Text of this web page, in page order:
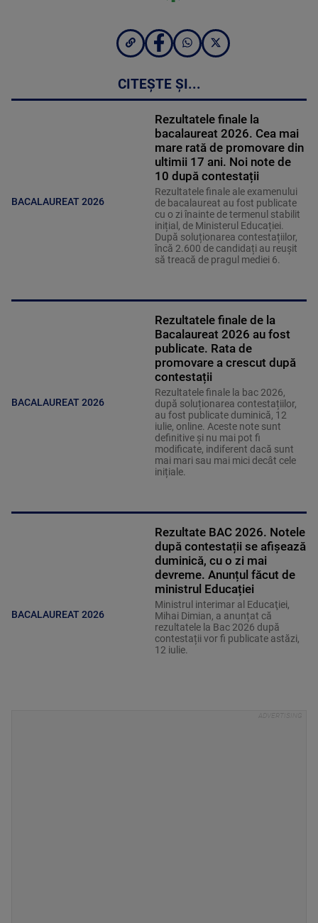
CITEȘTE ȘI...
BACALAUREAT 2026
Rezultatele finale la
bacalaureat 2026. Cea mai
mare rată de promovare din
ultimii 17 ani. Noi note de
10 după contestații
Rezultatele finale ale examenului
de bacalaureat au fost publicate
cu o zi înainte de termenul stabilit
inițial, de Ministerul Educației.
După soluționarea contestațiilor,
încă 2.600 de candidați au reușit
să treacă de pragul mediei 6.
BACALAUREAT 2026
Rezultatele finale de la
Bacalaureat 2026 au fost
publicate. Rata de
promovare a crescut după
contestații
Rezultatele finale la bac 2026,
după soluționarea contestațiilor,
au fost publicate duminică, 12
iulie, online. Aceste note sunt
definitive și nu mai pot fi
modificate, indiferent dacă sunt
mai mari sau mai mici decât cele
inițiale.
BACALAUREAT 2026
Rezultate BAC 2026. Notele
după contestații se afișează
duminică, cu o zi mai
devreme. Anunțul făcut de
ministrul Educației
Ministrul interimar al Educaţiei,
Mihai Dimian, a anunțat că
rezultatele la Bac 2026 după
contestații vor fi publicate astăzi,
12 iulie.